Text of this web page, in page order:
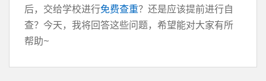
后，交给学校进行免费查重？还是应该提前进行自
查？今天，我将回答这些问题，希望能对大家有所
帮助~